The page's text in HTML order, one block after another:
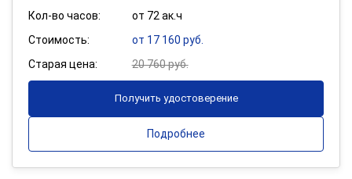
Кол-во часов:
от 72 ак.ч
Стоимость:
от 17 160 руб.
Старая цена:
20 760 руб.
Получить удостоверение
Подробнее